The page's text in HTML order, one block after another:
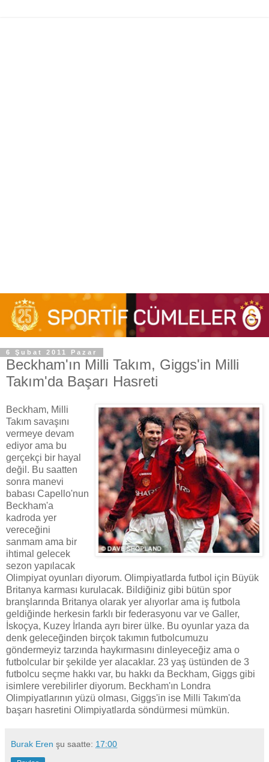
6 Şubat 2011 Pazar
Beckham'ın Milli Takım, Giggs'in Milli
Takım'da Başarı Hasreti
Beckham, Milli
Takım savaşını
vermeye devam
ediyor ama bu
gerçekçi bir hayal
değil. Bu saatten
sonra manevi
babası Capello'nun
Beckham'a
kadroda yer
vereceğini
sanmam ama bir
ihtimal gelecek
sezon yapılacak
Olimpiyat oyunları diyorum. Olimpiyatlarda futbol için Büyük
Britanya karması kurulacak. Bildiğiniz gibi bütün spor
branşlarında Britanya olarak yer alıyorlar ama iş futbola
geldiğinde herkesin farklı bir federasyonu var ve Galler,
İskoçya, Kuzey İrlanda ayrı birer ülke. Bu oyunlar yaza da
denk geleceğinden birçok takımın futbolcumuzu
göndermeyiz tarzında haykırmasını dinleyeceğiz ama o
futbolcular bir şekilde yer alacaklar. 23 yaş üstünden de 3
futbolcu seçme hakkı var, bu hakkı da Beckham, Giggs gibi
isimlere verebilirler diyorum. Beckham'ın Londra
Olimpiyatlarının yüzü olması, Giggs'in ise Milli Takım'da
başarı hasretini Olimpiyatlarda söndürmesi mümkün.
Burak Eren şu saatte: 17:00